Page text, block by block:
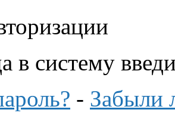
в систему
- Забыли